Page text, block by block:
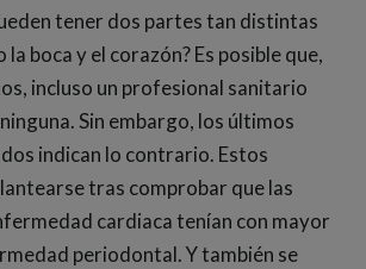
tener dos partes tan distintas
boca y el corazón? Es posible que,
incluso un profesional sanitario
Sin embargo, los últimos
indican lo contrario. Estos
tras comprobar que las
cardiaca tenían con mayor
periodontal. Y también se